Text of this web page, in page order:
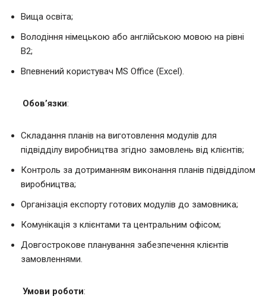
Вища освіта;
Володіння німецькою або англійською мовою на рівні
B2;
Впевнений користувач MS Office (Excel).
Обов’язки:
Складання планів на виготовлення модулів для
підвідділу виробництва згідно замовлень від клієнтів;
Контроль за дотриманням виконання планів підвідділом
виробництва;
Організація експорту готових модулів до замовника;
Комунікація з клієнтами та центральним офісом;
Довгострокове планування забезпечення клієнтів
замовленнями.
Умови роботи: